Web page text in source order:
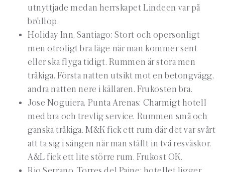
utnyttjade medan herrskapet Lindeen var på
bröllop.
Holiday Inn, Santiago: Stort och opersonligt
men otroligt bra läge när man kommer sent
eller ska flyga tidigt. Rummen är stora men
tråkiga. Första natten utsikt mot en betongvägg,
andra natten nere i källaren. Frukosten bra.
Jose Noguiera, Punta Arenas: Charmigt hotell
med bra och trevlig service. Rummen små och
ganska tråkiga. M&K fick ett rum där det var svårt
att ta sig i sängen när man ställt in två resväskor.
A&L fick ett lite större rum. Frukost OK.